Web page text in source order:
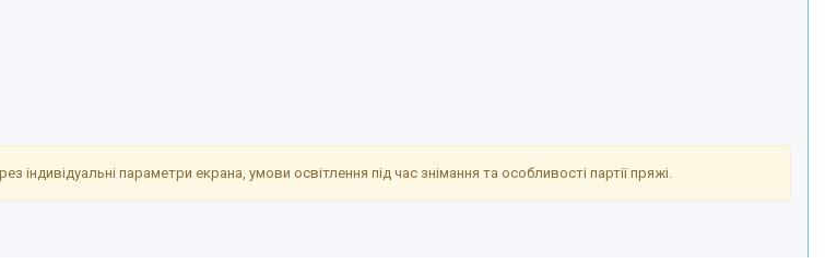
індивідуальні параметри екрана, умови освітлення під час знімання та особливості партії пряжі.